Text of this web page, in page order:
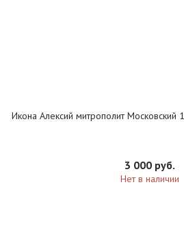
Икона Алексий митрополит
3 000 руб.
Нет в наличии